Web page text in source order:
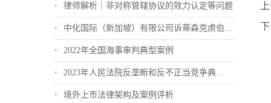
律师解析｜非对称管辖协议的效力认定等问题
中化国际（新加坡）有限公司诉蒂森克虏伯冶...
2022年全国海事审判典型案例
2023年人民法院反垄断和反不正当竞争典...
境外上市法律架构及案例评析